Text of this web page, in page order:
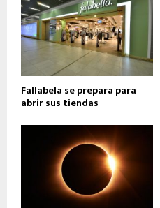
Fallabela se prepara para
abrir sus tiendas